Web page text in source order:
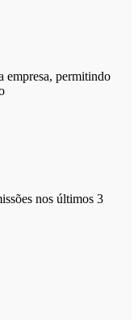
empresa, permitindo
nos últimos 3